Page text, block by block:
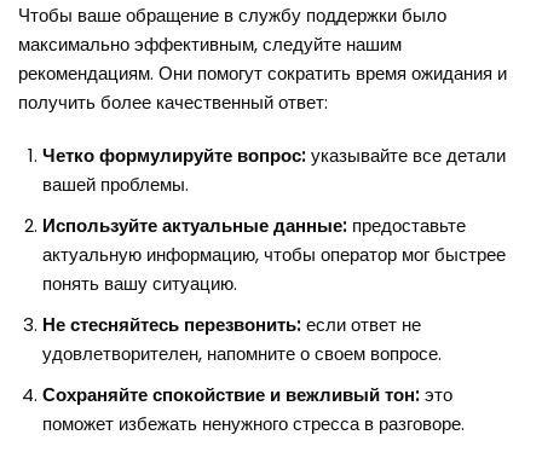
Чтобы ваше обращение в службу поддержки было
максимально эффективным, следуйте нашим
рекомендациям. Они помогут сократить время ожидания и
получить более качественный ответ:
Четко формулируйте вопрос:указывайте все детали
вашей проблемы.
Используйте актуальные данные: предоставьте
актуальную информацию, чтобы оператор мог быстрее
понять вашу ситуацию.
Не стесняйтесь перезвонить:если ответ не
удовлетворителен, напомните о своем вопросе.
Сохраняйте спокойствие и вежливый тон:это
поможет избежать ненужного стресса в разговоре.